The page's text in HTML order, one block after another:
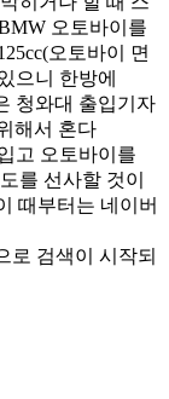
오토바이를
오토바이 면
으니 한방에
청와대 출입기자
해서 혼다
고 오토바이를
를 선사할 것이
때부터는 네이버
로 검색이 시작되